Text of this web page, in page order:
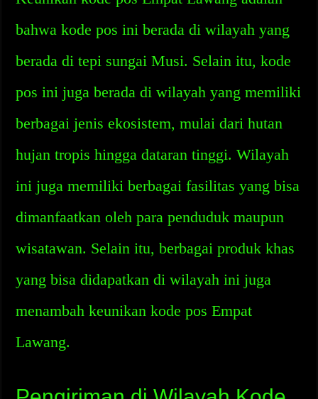
bahwa kode pos ini berada di wilayah yang
berada di tepi sungai Musi. Selain itu, kode
pos ini juga berada di wilayah yang memiliki
berbagai jenis ekosistem, mulai dari hutan
hujan tropis hingga dataran tinggi. Wilayah
ini juga memiliki berbagai fasilitas yang bisa
dimanfaatkan oleh para penduduk maupun
wisatawan. Selain itu, berbagai produk khas
yang bisa didapatkan di wilayah ini juga
menambah keunikan kode pos Empat
Lawang.